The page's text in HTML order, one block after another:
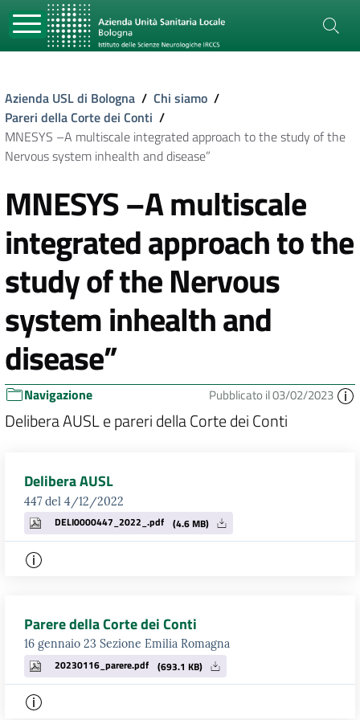
Azienda USL di Bologna / Chi siamo /
Pareri della Corte dei Conti /
MNESYS –A multiscale integrated approach to the study of the
Nervous system inhealth and disease”
MNESYS –A multiscale
integrated approach to the
study of the Nervous
system inhealth and
disease”
Navigazione Pubblicato il 03/02/2023
Delibera AUSL e pareri della Corte dei Conti
Delibera AUSL
447 del 4/12/2022
DELI0000447_2022_.pdf (4.6 MB)
Parere della Corte dei Conti
16 gennaio 23 Sezione Emilia Romagna
20230116_parere.pdf (693.1 KB)